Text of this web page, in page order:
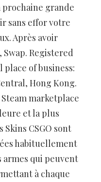
prochaine grande
sans effor votre
Après avoir
Registered
of business:
Hong Kong.
marketplace
et la plus
CSGO sont
habituellement
qui peuvent
à chaque